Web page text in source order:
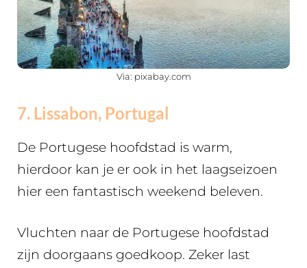
Via: pixabay.com
7. Lissabon, Portugal
De Portugese hoofdstad is warm,
hierdoor kan je er ook in het laagseizoen
hier een fantastisch weekend beleven.
Vluchten naar de Portugese hoofdstad
zijn doorgaans goedkoop. Zeker last